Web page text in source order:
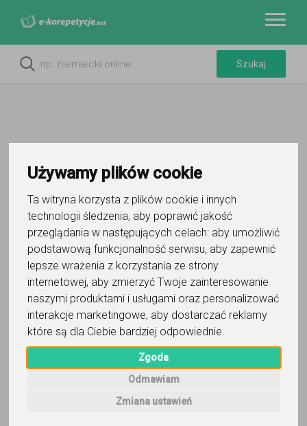
Używamy plików cookie
Ta witryna korzysta z plików cookie i innych
technologii śledzenia, aby poprawić jakość
przeglądania w następujących celach: aby umożliwić
podstawową funkcjonalność serwisu, aby zapewnić
lepsze wrażenia z korzystania ze strony
internetowej, aby zmierzyć Twoje zainteresowanie
naszymi produktami i usługami oraz personalizować
interakcje marketingowe, aby dostarczać reklamy
które są dla Ciebie bardziej odpowiednie
Zgoda
Odmawiam
Zmiana ustawień
Filtry
Chorzów śląskie Wyczyść wszystko
10korepetytorów
Pływanie i nurkowanie
Sortuj: Trafność
pływanie i nurkowanie